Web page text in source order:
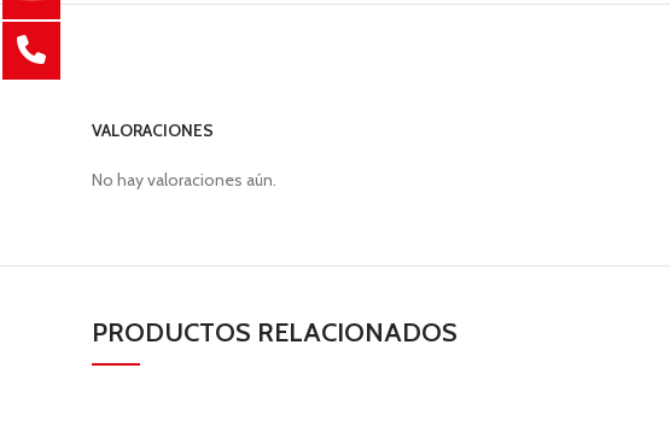
VALORACIONES
No hay valoraciones aún.
PRODUCTOS RELACIONADOS